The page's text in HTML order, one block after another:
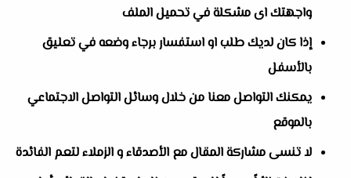
واجهتك اى مشكلة في تحميل الملف
إذا كان لديك طلب او استفسار برجاء وضعه في تعليق
بالأسفل
يمكنك التواصل معنا من خلال وسائل التواصل الاجتماعي
بالموقع
لا تنسى مشاركة المقال مع الأصدقاء و الزملاء لتعم الفائدة